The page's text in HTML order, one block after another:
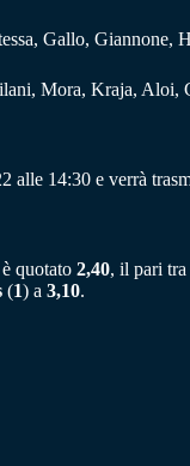
Gallo, Giannone,
Mora, Kraja, Aloi,
alle 14:30 e verrà
quotato 2,40, il pari
(1) a 3,10.